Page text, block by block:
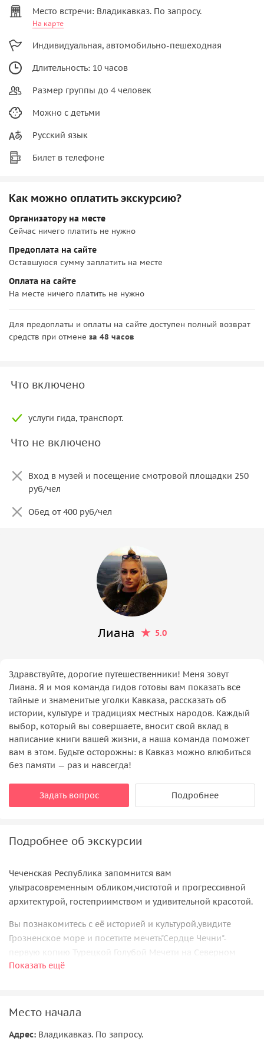
Место встречи: Владикавказ. По запросу.
На карте
Индивидуальная, автомобильно-пешеходная
Длительность: 10 часов
Размер группы до 4 человек
Можно с детьми
Русский язык
Билет в телефоне
Как можно оплатить экскурсию?
Организатору на месте
Сейчас ничего платить не нужно
Предоплата на сайте
Оставшуюся сумму заплатить на месте
Оплата на сайте
На месте ничего платить не нужно
Для предоплаты и оплаты на сайте доступен полный возврат
средств при отмене за 48 часов
Что включено
услуги гида, транспорт.
Что не включено
Вход в музей и посещение смотровой площадки 250
руб/чел
Обед от 400 руб/чел
Лиана 5.0
Здравствуйте, дорогие путешественники! Меня зовут
Лиана. Я и моя команда гидов готовы вам показать все
тайные и знаменитые уголки Кавказа, рассказать об
истории, культуре и традициях местных народов. Каждый
выбор, который вы совершаете, вносит свой вклад в
написание книги вашей жизни, а наша команда поможет
вам в этом. Будьте осторожны: в Кавказ можно влюбиться
без памяти — раз и навсегда!
Задать вопрос Подробнее
Подробнее об экскурсии
Чеченская Республика запомнится вам
ультрасовременным обликом,чистотой и прогрессивной
архитектурой, гостеприимством и удивительной красотой.
Вы познакомитесь с её историей и культурой,увидите
Грозненское море и посетите мечеть"Сердце Чечни"-
первую копию Турецкой Голубой Мечети на Северном
Кавказе.
14-метровые часы.
Показать ещё
Место начала
Адрес: Владикавказ. По запросу.